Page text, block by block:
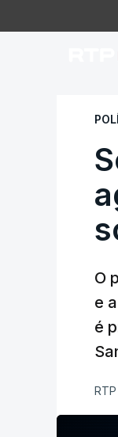
O
e
é
RTP